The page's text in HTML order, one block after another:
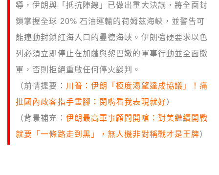
導，伊朗與「抵抗陣線」已做出重大決議，將全面封
鎖掌握全球 20% 石油運輸的荷姆茲海峽，並警告可
能連動封鎖紅海入口的曼德海峽。伊朗強硬要求以色
列必須立即停止在加薩與黎巴嫩的軍事行動並全面撤
軍，否則拒絕重啟任何停火談判。
（前情提要： 川普：伊朗「極度渴望達成協議」！痛
批國內政客指手畫腳：閉嘴看我表現就好）
（背景補充： 伊朗最高軍事顧問開嗆：對美繼續開戰
就要「一條路走到黑」，無人機非對稱戰才是王牌）